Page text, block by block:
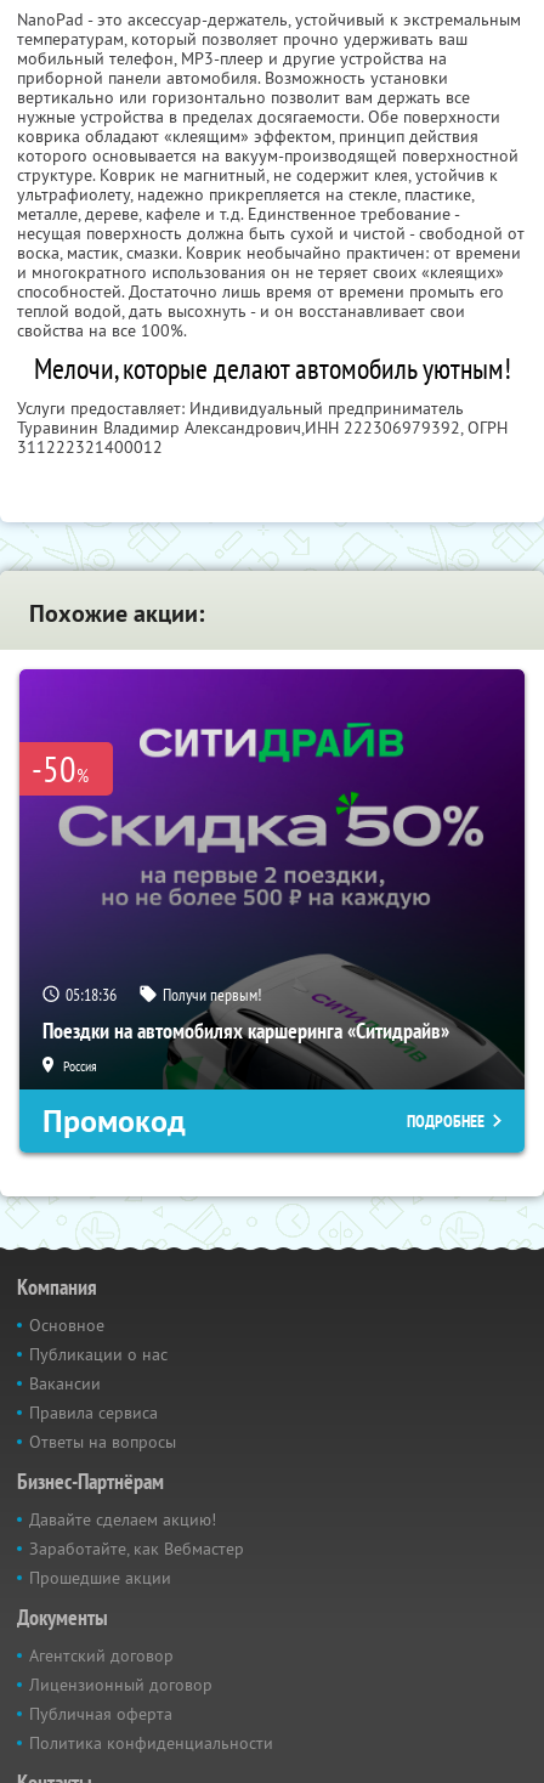
NanoPad - это аксессуар-держатель, устойчивый к экстремальным
температурам, который позволяет прочно удерживать ваш
мобильный телефон, MP3-плеер и другие устройства на
приборной панели автомобиля. Возможность установки
вертикально или горизонтально позволит вам держать все
нужные устройства в пределах досягаемости. Обе поверхности
коврика обладают «клеящим» эффектом, принцип действия
которого основывается на вакуум-производящей поверхностной
структуре. Коврик не магнитный, не содержит клея, устойчив к
ультрафиолету, надежно прикрепляется на стекле, пластике,
металле, дереве, кафеле и т.д. Единственное требование -
несущая поверхность должна быть сухой и чистой - свободной от
воска, мастик, смазки. Коврик необычайно практичен: от времени
и многократного использования он не теряет своих «клеящих»
способностей. Достаточно лишь время от времени промыть его
теплой водой, дать высохнуть - и он восстанавливает свои
свойства на все 100%.
Мелочи, которые делают автомобиль уютным!
Услуги предоставляет: Индивидуальный предприниматель
Туравинин Владимир Александрович,ИНН 222306979392, ОГРН
311222321400012
Похожие акции:
-50%
05:18:35 Получи первым!
Поездки на автомобилях каршеринга «Ситидрайв»
Россия
Промокод ПОДРОБНЕЕ
Компания
Основное
Публикации о нас
Вакансии
Правила сервиса
Ответы на вопросы
Бизнес-Партнёрам
Давайте сделаем акцию!
Заработайте, как Вебмастер
Прошедшие акции
Документы
Агентский договор
Лицензионный договор
Публичная оферта
Политика конфиденциальности